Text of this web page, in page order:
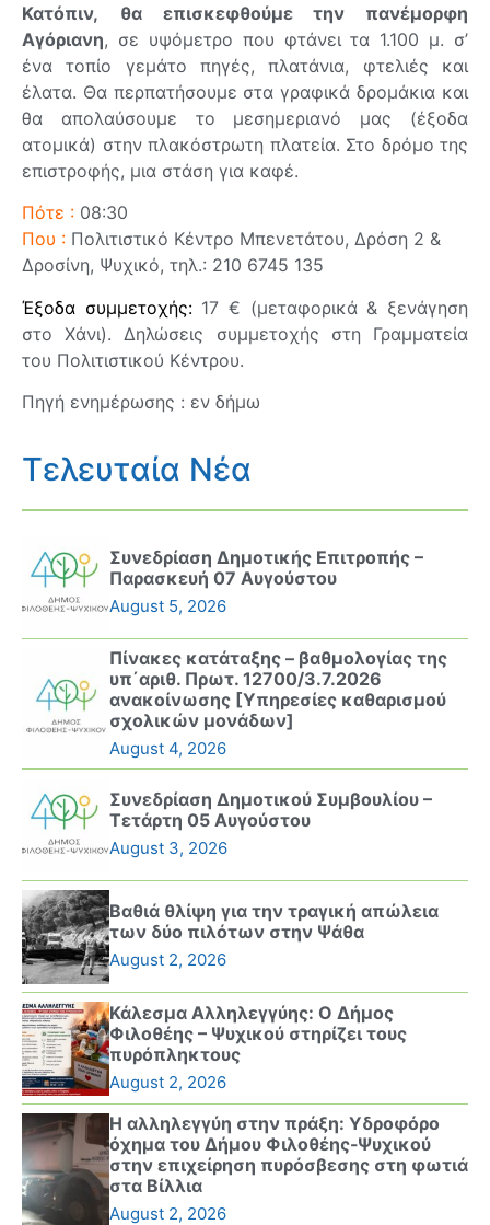
Κατόπιν,
θα επισκεφθούμε την πανέμορφη
Αγόριανη, σε υψόμετρο που φτάνει τα 1.100 μ. σ’
ένα τοπίο γεμάτο πηγές, πλατάνια, φτελιές και
έλατα. Θα περπατήσουμε στα γραφικά δρομάκια και
θα απολαύσουμε το μεσημεριανό μας (έξοδα
ατομικά) στην πλακόστρωτη πλατεία. Στο δρόμο της
επιστροφής, μια στάση για καφέ.
Πότε : 08:30
Που : Πολιτιστικό Κέντρο Μπενετάτου, Δρόση 2 &
Δροσίνη, Ψυχικό, τηλ.: 210 6745 135
Έξοδα συμμετοχής:17 € (μεταφορικά & ξενάγηση
στο Χάνι). Δηλώσεις συμμετοχής στη Γραμματεία
του Πολιτιστικού Κέντρου.
Πηγή ενημέρωσης : εν δήμω
Τελευταία Νέα
Συνεδρίαση Δημοτικής Επιτροπής –
Παρασκευή 07 Αυγούστου
August 5, 2026
Πίνακες κατάταξης – βαθμολογίας της
υπ΄αριθ. Πρωτ. 12700/3.7.2026
ανακοίνωσης [Υπηρεσίες καθαρισμού
σχολικών μονάδων]
August 4, 2026
Συνεδρίαση Δημοτικού Συμβουλίου –
Τετάρτη 05 Αυγούστου
August 3, 2026
Βαθιά θλίψη για την τραγική απώλεια
των δύο πιλότων στην Ψάθα
August 2, 2026
Κάλεσμα Αλληλεγγύης: Ο Δήμος
Φιλοθέης – Ψυχικού στηρίζει τους
πυρόπληκτους
August 2, 2026
Η αλληλεγγύη στην πράξη: Υδροφόρο
όχημα του Δήμου Φιλοθέης-Ψυχικού
στην επιχείρηση πυρόσβεσης στη φωτιά
στα Βίλλια
August 2, 2026